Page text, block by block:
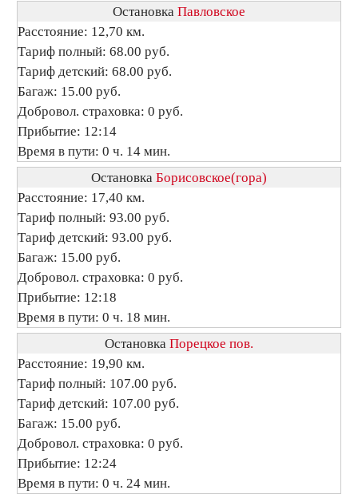
Остановка Павловское
Расстояние: 12,70 км.
Тариф полный: 68.00 руб.
Тариф детский: 68.00 руб.
Багаж: 15.00 руб.
Добровол. страховка: 0 руб.
Прибытие: 12:14
Время в пути: 0 ч. 14 мин.
Остановка Борисовское(гора)
Расстояние: 17,40 км.
Тариф полный: 93.00 руб.
Тариф детский: 93.00 руб.
Багаж: 15.00 руб.
Добровол. страховка: 0 руб.
Прибытие: 12:18
Время в пути: 0 ч. 18 мин.
Остановка Порецкое пов.
Расстояние: 19,90 км.
Тариф полный: 107.00 руб.
Тариф детский: 107.00 руб.
Багаж: 15.00 руб.
Добровол. страховка: 0 руб.
Прибытие: 12:24
Время в пути: 0 ч. 24 мин.